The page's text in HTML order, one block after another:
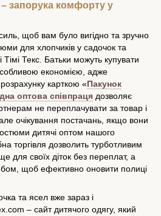
– запорука комфорту у
щоб вам було вигідно та зручно
для хлопчиків у садочок та
Тімі Текс. Батьки можуть купувати
економією, адже
карткою «Пакунок
оптова співпраця дозволяє
не переплачувати за товар і
очікування постачань, якщо вони
дитячі оптом нашого
торгівля дозволить турботливим
для своїх діток без переплат, а
щоб ефективно оновити полиці
та ясел вже зараз і
– сайт дитячого одягу, який